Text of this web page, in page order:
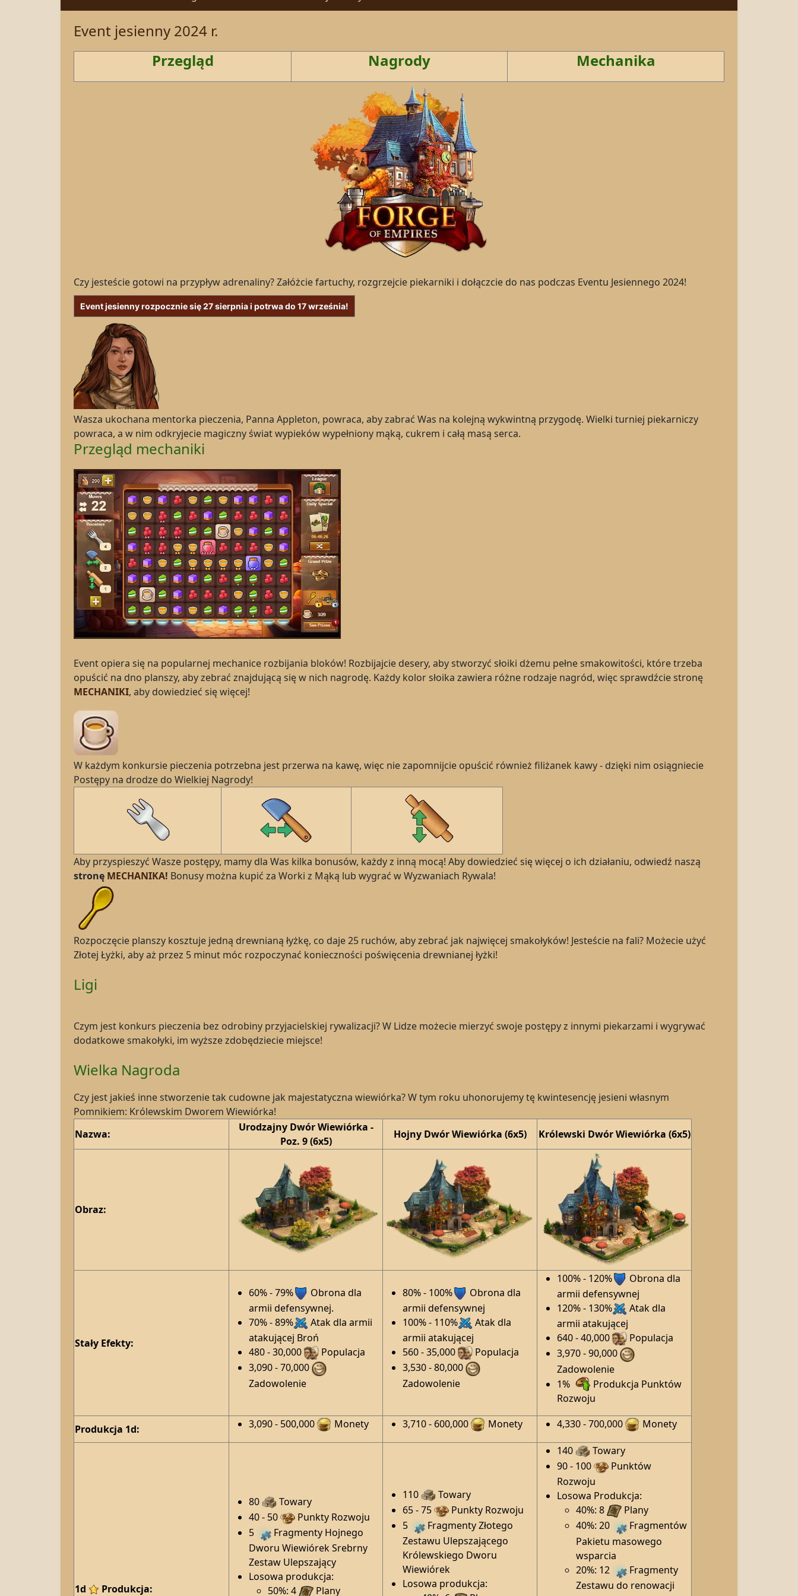
Event jesienny 2024 r.
Przegląd
Nagrody Mechanika
Czy jesteście gotowi na przypływ adrenaliny? Załóżcie fartuchy, rozgrzejcie piekarniki i dołączcie do nas podczas Eventu Jesiennego 2024!
Event jesienny rozpocznie się27 sierpnia i potrwa do 17 września!
Wasza ukochana mentorka pieczenia, Panna Appleton, powraca, aby zabrać Was na kolejną wykwintną przygodę. Wielki turniej piekarniczy
powraca, a w nim odkryjecie magiczny świat wypieków wypełniony mąką, cukrem i całą masą serca.
Przegląd mechaniki
Event opiera się na popularnej mechanice rozbijania bloków! Rozbijajcie desery, aby stworzyć słoiki dżemu pełne smakowitości, które trzeba
opuścić na dno planszy, aby zebrać znajdującą się w nich nagrodę. Każdy kolor słoika zawiera różne rodzaje nagród, więc sprawdźcie stronę
MECHANIKI, aby dowiedzieć się więcej!
W każdym konkursie pieczenia potrzebna jest przerwa na kawę, więc nie zapomnijcie opuścić również filiżanek kawy - dzięki nim osiągniecie
Postępy na drodze do Wielkiej Nagrody!
Aby przyspieszyć Wasze postępy, mamy dla Was kilka bonusów, każdy z inną mocą! Aby dowiedzieć się więcej o ich działaniu, odwiedź naszą
stronę MECHANIKA! Bonusy można kupić za Worki z Mąką lub wygrać w Wyzwaniach Rywala!
Rozpoczęcie planszy kosztuje jedną drewnianą łyżkę, co daje 25 ruchów, aby zebrać jak najwięcej smakołyków! Jesteście na fali? Możecie użyć
Złotej Łyżki, aby aż przez 5 minut móc rozpoczynać konieczności poświęcenia drewnianej łyżki!
Ligi
Czym jest konkurs pieczenia bez odrobiny przyjacielskiej rywalizacji? W Lidze możecie mierzyć swoje postępy z innymi piekarzami i wygrywać
dodatkowe smakołyki, im wyższe zdobędziecie miejsce!
Wielka Nagroda
Czy jest jakieś inne stworzenie tak cudowne jak majestatyczna wiewiórka? W tym roku uhonorujemy tę kwintesencję jesieni własnym
Pomnikiem: Królewskim Dworem Wiewiórka!
Nazwa:
Urodzajny Dwór Wiewiórka -
Poz. 9 (6x5)
Hojny DwórWiewiórka (6x5) Królewski Dwór Wiewiórka (6x5)
Obraz:
Stały Efekty:
60% - 79%
Obrona dla
armii defensywnej.
70% - 89%
Atak dla armii
atakującej Broń
480 - 30,000
Populacja
3,090 - 70,000
Zadowolenie
80% - 100%
Obrona dla
armii defensywnej
100% - 110%
Atak dla
armii atakującej
560 - 35,000
Populacja
3,530 - 80,000
Zadowolenie
100% - 120%
Obrona dla
armii defensywnej
120% - 130%
Atak dla
armii atakującej
640 - 40,000
Populacja
3,970 - 90,000
Zadowolenie
1%
Produkcja Punktów
Rozwoju
Produkcja 1d: 3,090 - 500,000 Monety 3,710 - 600,000 Monety 4,330 - 700,000 Monety
1d Produkcja:
80
Towary
40 - 50
Punkty Rozwoju
5
Fragmenty Hojnego
Dworu Wiewiórek Srebrny
Zestaw Ulepszający
Losowa produkcja:
50%: 4
Plany
110
Towary
65 - 75
Punkty Rozwoju
5
Fragmenty Złotego
Zestawu Ulepszającego
Królewskiego Dworu
Wiewiórek
Losowa produkcja:
140
Towary
90 - 100
Punktów
Rozwoju
Losowa Produkcja:
40%: 8
Plany
40%: 20
Fragmentów
Pakietu masowego
wsparcia
20%: 12
Fragmenty
Zestawu do renowacji